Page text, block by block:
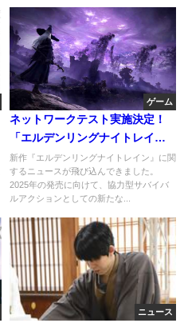
ゲーム
ネットワークテスト実施決定！
「エルデンリングナイトレイ
ン」の魅力とは
新作『エルデンリングナイトレイン』に関
するニュースが飛び込んできました。
2025年の発売に向けて、協力型サバイバ
ルアクションとしての新たな...
ニュース